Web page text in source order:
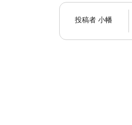
投稿者小幡